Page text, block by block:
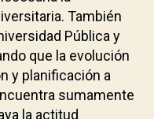
También
Pública y
que la evolución
y planificación a
sumamente
la actitud